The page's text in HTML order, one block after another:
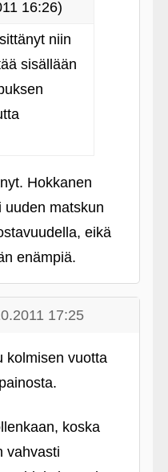
16:26)
niin
sisällään
Hokkanen
uuden matskun
eikä
enämpiä.
17:25
kolmisen vuotta
koska
vahvasti